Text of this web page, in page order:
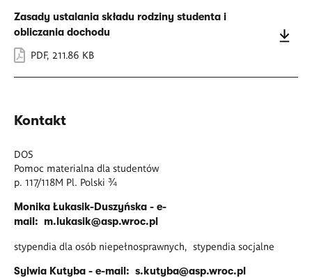
Zasady ustalania składu rodziny studenta i
obliczania dochodu
PDF, 211.86 KB
Kontakt
DOS
Pomoc materialna dla studentów
p. 117/118M Pl. Polski ¾
Monika Łukasik-Duszyńska - e-
mail: m.lukasik@asp.wroc.pl
stypendia dla osób niepełnosprawnych, stypendia socjalne
Sylwia Kutyba - e-mail: s.kutyba@asp.wroc.pl